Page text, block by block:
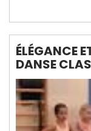
ÉLÉGANCE
DANSE